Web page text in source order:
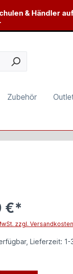
& Händler
Zubehör
€*
zzgl. Versandkosten
Lieferzeit: 1-